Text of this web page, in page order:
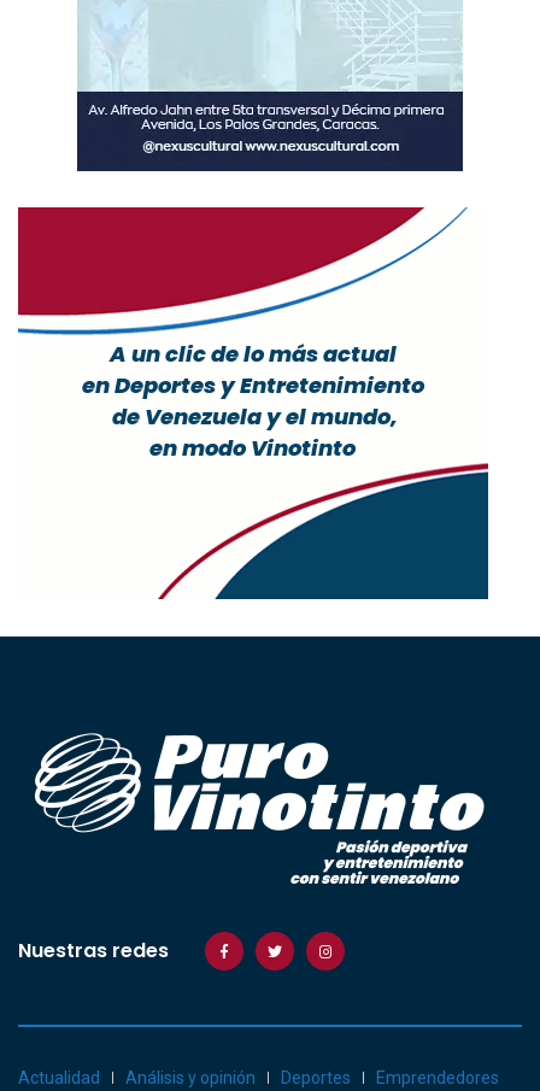
Nuestras redes
Actualidad Análisis y opinión Deportes Emprendedores